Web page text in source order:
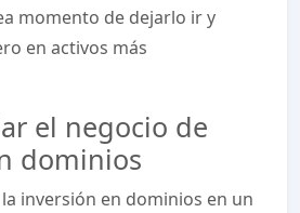
momento de dejarlo ir y
en activos más
el negocio de
dominios
inversión en dominios en un